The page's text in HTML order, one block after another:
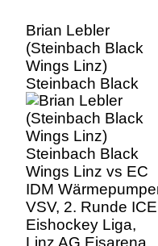
Brian Lebler
(Steinbach Black
Wings Linz)
Steinbach Black
Wings Linz vs EC
IDM Wärmepumpen
VSV, 2. Runde ICE
Eishockey Liga,
Linz AG Eisarena